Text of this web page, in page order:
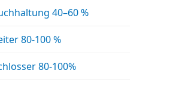
40–60 %
80-100 %
80-100%